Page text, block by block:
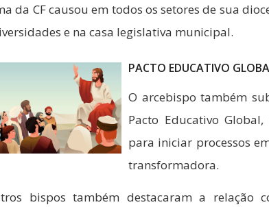
da CF causou em todos os setores de sua
e na casa legislativa municipal.
PACTO EDUCATIVO
O arcebispo também
Pacto Educativo
para iniciar processos
transformadora.
bispos também destacaram a relação